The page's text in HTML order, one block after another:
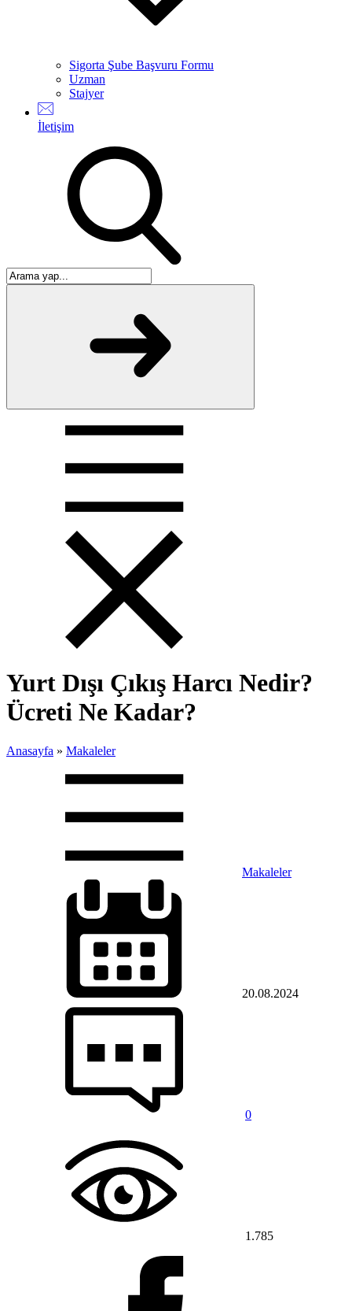
Sigorta Şube Başvuru Formu
Uzman
Stajyer
İletişim
Yurt Dışı Çıkış Harcı Nedir?
Ücreti Ne Kadar?
Anasayfa » Makaleler
Makaleler
20.08.2024
0
1.785